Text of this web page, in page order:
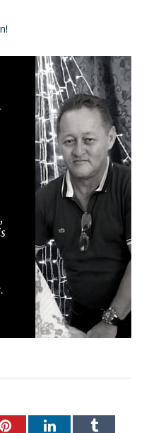
PinterestLinkedInTumblr